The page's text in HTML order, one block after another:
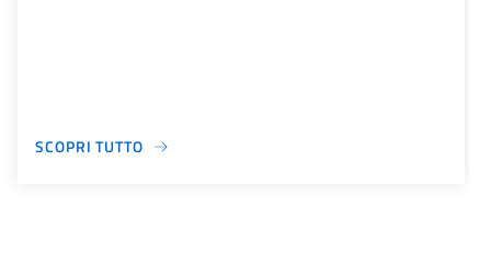
SCOPRI TUTTO